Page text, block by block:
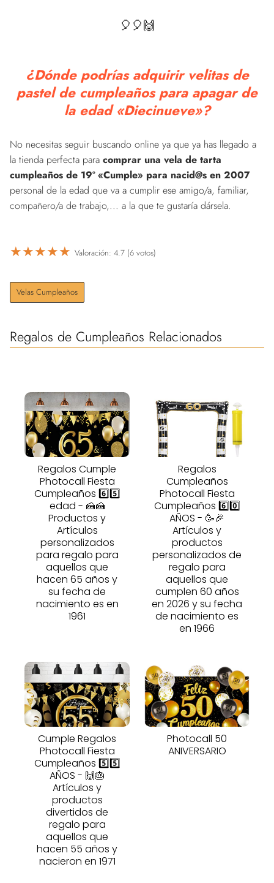
🎈🎈🙌
¿Dónde podrías adquirir velitas de
pastel de cumpleaños para apagar de
la edad «Diecinueve»?
No necesitas seguir buscando online ya que ya has llegado a
la tienda perfecta para comprar una vela de tarta
cumpleaños de 19º «Cumple» para nacid@s en 2007
personal de la edad que va a cumplir ese amigo/a, familiar,
compañero/a de trabajo,... a la que te gustaría dársela.
★★★★★ Valoración: 4.7 (6 votos)
Velas Cumpleaños
Regalos de Cumpleaños Relacionados
Regalos Cumple
Photocall Fiesta
Cumpleaños 6️⃣5️⃣
edad - 🍰🍰
Productos y
Artículos
personalizados
para regalo para
aquellos que
hacen 65 años y
su fecha de
nacimiento es en
1961
Regalos
Cumpleaños
Photocall Fiesta
Cumpleaños 6️⃣0️⃣
AÑOS - 🥳🎉
Artículos y
productos
personalizados de
regalo para
aquellos que
cumplen 60 años
en 2026 y su fecha
de nacimiento es
en 1966
Cumple Regalos
Photocall Fiesta
Cumpleaños 5️⃣5️⃣
AÑOS - 🙌🎂
Artículos y
productos
divertidos de
regalo para
aquellos que
hacen 55 años y
nacieron en 1971
Photocall 50
ANIVERSARIO